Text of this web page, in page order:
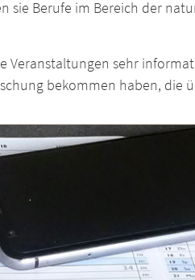
sie Berufe im Bereich der
Veranstaltungen sehr
bekommen haben, die